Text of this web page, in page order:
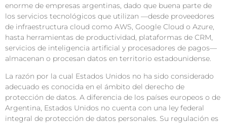
enorme de empresas argentinas, dado que buena parte de
los servicios tecnológicos que utilizan —desde proveedores
de infraestructura cloud como AWS, Google Cloud o Azure,
hasta herramientas de productividad, plataformas de CRM,
servicios de inteligencia artificial y procesadores de pagos—
almacenan o procesan datos en territorio estadounidense.
La razón por la cual Estados Unidos no ha sido considerado
adecuado es conocida en el ámbito del derecho de
protección de datos. A diferencia de los países europeos o de
Argentina, Estados Unidos no cuenta con una ley federal
integral de protección de datos personales. Su regulación es